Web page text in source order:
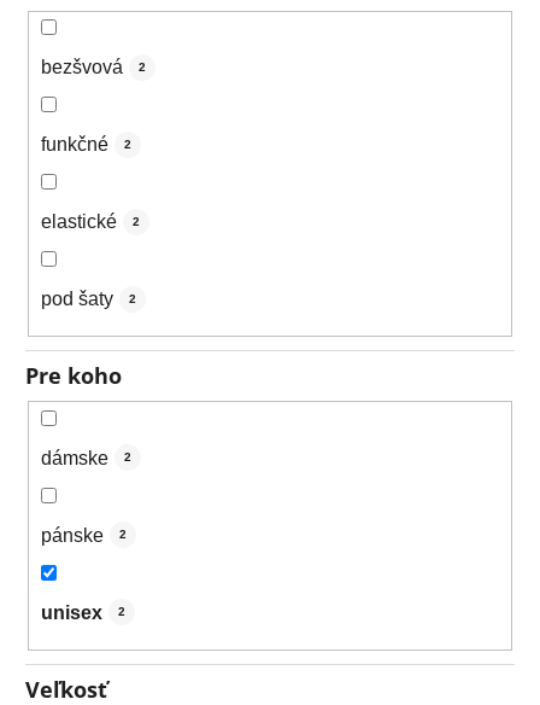
bezšvová 2
funkčné 2
elastické 2
pod šaty 2
Pre koho
dámske 2
pánske 2
unisex 2
Veľkosť